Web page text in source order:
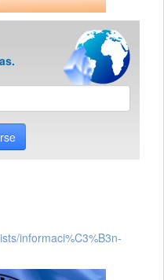
informaci%C3%B3n-